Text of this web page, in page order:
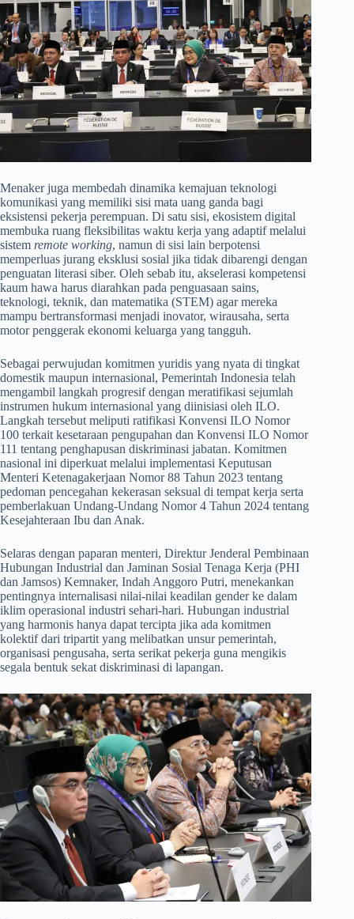
​Menaker juga membedah dinamika kemajuan teknologi
komunikasi yang memiliki sisi mata uang ganda bagi
eksistensi pekerja perempuan. Di satu sisi, ekosistem digital
membuka ruang fleksibilitas waktu kerja yang adaptif melalui
sistem remote working, namun di sisi lain berpotensi
memperluas jurang eksklusi sosial jika tidak dibarengi dengan
penguatan literasi siber. Oleh sebab itu, akselerasi kompetensi
kaum hawa harus diarahkan pada penguasaan sains,
teknologi, teknik, dan matematika (STEM) agar mereka
mampu bertransformasi menjadi inovator, wirausaha, serta
motor penggerak ekonomi keluarga yang tangguh.
​Sebagai perwujudan komitmen yuridis yang nyata di tingkat
domestik maupun internasional, Pemerintah Indonesia telah
mengambil langkah progresif dengan meratifikasi sejumlah
instrumen hukum internasional yang diinisiasi oleh ILO.
Langkah tersebut meliputi ratifikasi Konvensi ILO Nomor
100 terkait kesetaraan pengupahan dan Konvensi ILO Nomor
111 tentang penghapusan diskriminasi jabatan. Komitmen
nasional ini diperkuat melalui implementasi Keputusan
Menteri Ketenagakerjaan Nomor 88 Tahun 2023 tentang
pedoman pencegahan kekerasan seksual di tempat kerja serta
pemberlakuan Undang-Undang Nomor 4 Tahun 2024 tentang
Kesejahteraan Ibu dan Anak.
​Selaras dengan paparan menteri, Direktur Jenderal Pembinaan
Hubungan Industrial dan Jaminan Sosial Tenaga Kerja (PHI
dan Jamsos) Kemnaker, Indah Anggoro Putri, menekankan
pentingnya internalisasi nilai-nilai keadilan gender ke dalam
iklim operasional industri sehari-hari. Hubungan industrial
yang harmonis hanya dapat tercipta jika ada komitmen
kolektif dari tripartit yang melibatkan unsur pemerintah,
organisasi pengusaha, serta serikat pekerja guna mengikis
segala bentuk sekat diskriminasi di lapangan.